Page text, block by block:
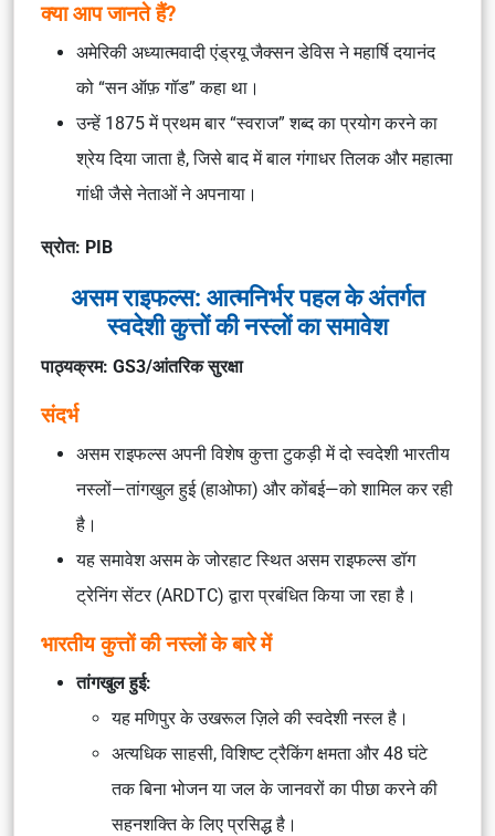
क्या आप जानते हैं?
अमेरिकी अध्यात्मवादी एंड्रयू जैक्सन डेविस ने महार्षि दयानंद
को “सन ऑफ़ गॉड” कहा था।
उन्हें 1875 में प्रथम बार “स्वराज” शब्द का प्रयोग करने का
श्रेय दिया जाता है, जिसे बाद में बाल गंगाधर तिलक और महात्मा
गांधी जैसे नेताओं ने अपनाया।
स्रोत: PIB
असम राइफल्स: आत्मनिर्भर पहल के अंतर्गत
स्वदेशी कुत्तों की नस्लों का समावेश
पाठ्यक्रम: GS3/आंतरिक सुरक्षा
संदर्भ
असम राइफल्स अपनी विशेष कुत्ता टुकड़ी में दो स्वदेशी भारतीय
नस्लों—तांगखुल हुई (हाओफा) और कोंबई—को शामिल कर रही
है।
यह समावेश असम के जोरहाट स्थित असम राइफल्स डॉग
ट्रेनिंग सेंटर (ARDTC) द्वारा प्रबंधित किया जा रहा है।
भारतीय कुत्तों की नस्लों के बारे में
तांगखुल हुई:
यह मणिपुर के उखरूल ज़िले की स्वदेशी नस्ल है।
अत्यधिक साहसी, विशिष्ट ट्रैकिंग क्षमता और 48 घंटे
तक बिना भोजन या जल के जानवरों का पीछा करने की
सहनशक्ति के लिए प्रसिद्ध है।